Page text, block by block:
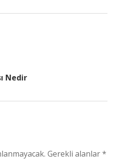
Nedir
Gerekli alanlar*